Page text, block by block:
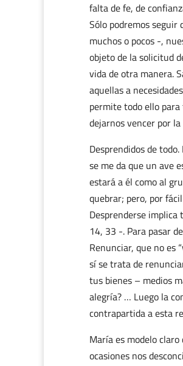
falta de fe, de
Sólo podremos
muchos o pocos -,
objeto de la solicitud
vida de otra manera.
aquellas a
permite todo ello
dejarnos vencer por
Desprendidos de
se me da que un ave
estará a él como al
quebrar; pero, por
Desprenderse implica
14, 33 -. Para pasar
Renunciar, que no es
sí se trata de
tus bienes – medios
alegría? … Luego la
contrapartida a esta
María es modelo
ocasiones nos